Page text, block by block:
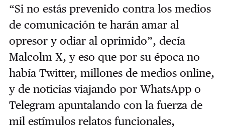
“Si no estás prevenido contra los medios
de comunicación te harán amar al
opresor y odiar al oprimido”, decía
Malcolm X, y eso que por su época no
había Twitter, millones de medios online,
y de noticias viajando por WhatsApp o
Telegram apuntalando con la fuerza de
mil estímulos relatos funcionales,